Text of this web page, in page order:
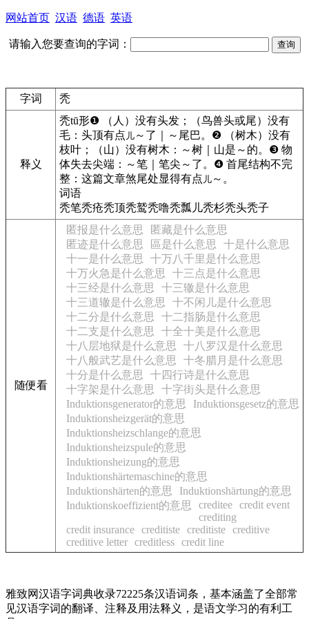
网站首页 汉语 德语 英语
请输入您要查询的字词：
字词 秃
释义
秃tū形❶ （人）没有头发；（鸟兽头或尾）没有
毛： 头顶有点 儿 ～了｜～尾巴。 ❷ （树木）没有
枝叶；（山）没有树木： ～树｜山是～的。 ❸ 物
体失去尖端： ～笔｜笔尖～了。 ❹ 首尾结构不完
整： 这篇文章煞尾处显得有点 儿 ～。
词语
秃笔秃疮秃顶秃鹫秃噜秃瓢儿秃杉秃头秃子
随便看
匿报是什么意思
匿藏是什么意思
匿迹是什么意思
區是什么意思
十是什么意思
十一是什么意思
十万八千里是什么意思
十万火急是什么意思
十三点是什么意思
十三经是什么意思
十三辙是什么意思
十三道辙是什么意思
十不闲儿是什么意思
十二分是什么意思
十二指肠是什么意思
十二支是什么意思
十全十美是什么意思
十八层地狱是什么意思
十八罗汉是什么意思
十八般武艺是什么意思
十冬腊月是什么意思
十分是什么意思
十四行诗是什么意思
十字架是什么意思
十字街头是什么意思
Induktionsgenerator的意思
Induktionsgesetz的意思
Induktionsheizgerät的意思
Induktionsheizschlange的意思
Induktionsheizspule的意思
Induktionsheizung的意思
Induktionshärtemaschine的意思
Induktionshärten的意思
Induktionshärtung的意思
Induktionskoeffizient的意思
creditee credit event
crediting
credit insurance creditiste creditiste creditive
creditive letter creditless credit line
雅致网汉语字词典收录72225条汉语词条，基本涵盖了全部常
见汉语字词的翻译、注释及用法释义，是语文学习的有利工